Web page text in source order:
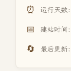
⏰ 运行天数：
📅 建站时间：
🔄 最后更新：